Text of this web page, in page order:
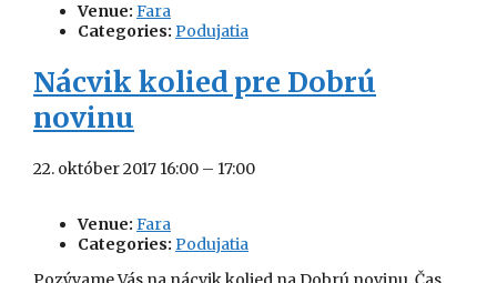
Venue: Fara
Categories: Podujatia
Nácvik kolied pre Dobrú
novinu
22. október 2017 16:00 – 17:00
Venue: Fara
Categories: Podujatia